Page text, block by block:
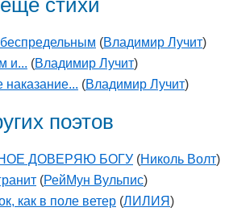
стихи
(Владимир Лучит)
и... (Владимир Лучит)
(Владимир Лучит)
поэтов
ДОВЕРЯЮ БОГУ (Николь Волт)
(РейМун Вульпис)
как в поле ветер (ЛИЛИЯ)